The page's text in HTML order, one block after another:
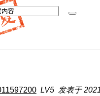
LV5 发表于